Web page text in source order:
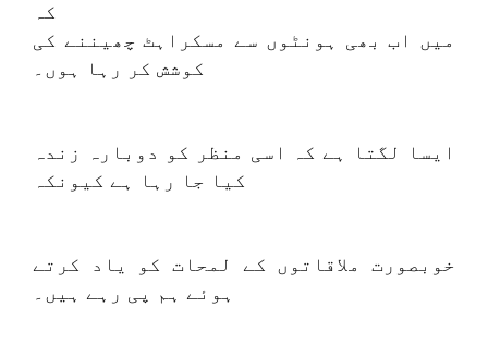
کہ
میں اب بھی ہونٹوں سے مسکراہٹ چھیننے کی
کوشش کر رہا ہوں۔
ایسا لگتا ہے کہ اسی منظر کو دوبارہ زندہ
کیا جا رہا ہے کیونکہ
خوبصورت ملاقاتوں کے لمحات کو یاد کرتے
ہوئے ہم پی رہے ہیں۔